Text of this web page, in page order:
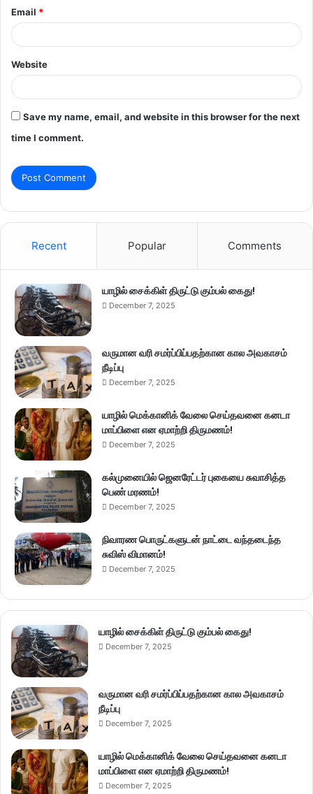
Email *
Website
Save my name, email, and website in this browser for the next
time I comment.
Recent Popular Comments
யாழில் சைக்கிள் திருட்டு கும்பல் கைது!
December 7, 2025
வருமான வரி சமர்ப்பிப்பதற்கான கால அவகாசம்
நீடிப்பு
December 7, 2025
யாழில் மெக்கானிக் வேலை செய்தவனை கனடா
மாப்பிளை என ஏமாற்றி திருமணம்!
December 7, 2025
கல்முனையில் ஜெனரேட்டர் புகையை சுவாசித்த
பெண் மரணம்!
December 7, 2025
நிவாரண பொருட்களுடன் நாட்டை வந்தடைந்த
சுவிஸ் விமானம்!
December 7, 2025
யாழில் சைக்கிள் திருட்டு கும்பல் கைது!
December 7, 2025
வருமான வரி சமர்ப்பிப்பதற்கான கால அவகாசம்
நீடிப்பு
December 7, 2025
யாழில் மெக்கானிக் வேலை செய்தவனை கனடா
மாப்பிளை என ஏமாற்றி திருமணம்!
December 7, 2025